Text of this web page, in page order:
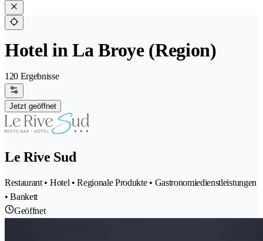
Hotel in La Broye (Region)
120 Ergebnisse
Jetzt geöffnet
Le Rive Sud
Restaurant • Hotel • Regionale Produkte • Gastronomiedienstleistungen
• Bankett
Geöffnet